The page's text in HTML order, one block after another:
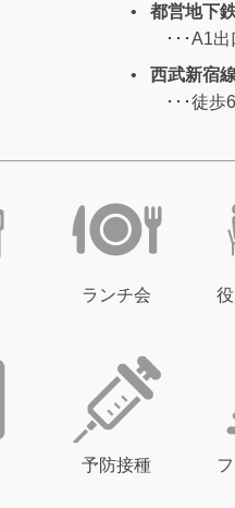
都営地下
･･･A1
西武新宿
･･･徒歩
ランチ会
予防接種